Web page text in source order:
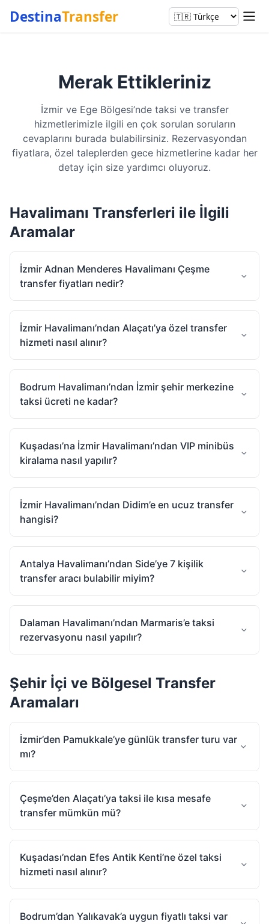
DestinaTransfer
Merak Ettikleriniz
İzmir ve Ege Bölgesi’nde taksi ve transfer
hizmetlerimizle ilgili en çok sorulan soruların
cevaplarını burada bulabilirsiniz. Rezervasyondan
fiyatlara, özel taleplerden gece hizmetlerine kadar her
detay için size yardımcı oluyoruz.
Havalimanı Transferleri ile İlgili
Aramalar
İzmir Adnan Menderes Havalimanı Çeşme
transfer fiyatları nedir?
İzmir Havalimanı’ndan Alaçatı’ya özel transfer
hizmeti nasıl alınır?
Bodrum Havalimanı’ndan İzmir şehir merkezine
taksi ücreti ne kadar?
Kuşadası’na İzmir Havalimanı’ndan VIP minibüs
kiralama nasıl yapılır?
İzmir Havalimanı’ndan Didim’e en ucuz transfer
hangisi?
Antalya Havalimanı’ndan Side’ye 7 kişilik
transfer aracı bulabilir miyim?
Dalaman Havalimanı’ndan Marmaris’e taksi
rezervasyonu nasıl yapılır?
Şehir İçi ve Bölgesel Transfer
Aramaları
İzmir’den Pamukkale’ye günlük transfer turu var
mı?
Çeşme’den Alaçatı’ya taksi ile kısa mesafe
transfer mümkün mü?
Kuşadası’ndan Efes Antik Kenti’ne özel taksi
hizmeti nasıl alınır?
Bodrum’dan Yalıkavak’a uygun fiyatlı taksi var